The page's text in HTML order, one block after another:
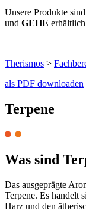
Unsere Produkte
und GEHE
Therismos >
als PDF downloaden
Terpene
Was sind
Das ausgeprägte
Terpene. Es handelt
Harz und den